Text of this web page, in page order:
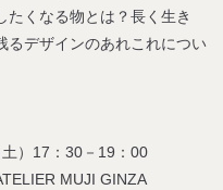
たくなる物とは？長く生き
るデザインのあれこれについ
）17：30－19：00
MUJI GINZA